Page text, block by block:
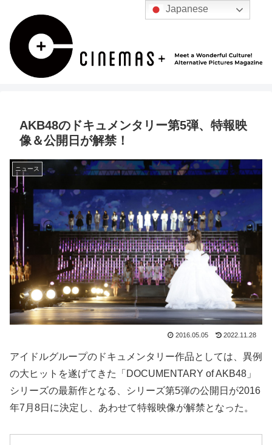
AKB48のドキュメンタリー第5弾、特報映
像＆公開日が解禁！
ニュース
2016.05.05 2022.11.28
アイドルグループのドキュメンタリー作品としては、異例
の大ヒットを遂げてきた「DOCUMENTARY of AKB48」
シリーズの最新作となる、シリーズ第5弾の公開日が2016
年7月8日に決定し、あわせて特報映像が解禁となった。
Japanese